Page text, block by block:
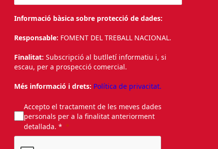
Informació bàsica sobre protecció de dades:
Responsable: FOMENT DEL TREBALL NACIONAL.
Finalitat: Subscripció al butlletí informatiu i, si
escau, per a prospecció comercial.
Més informació i drets: Política de privacitat.
Accepto el tractament de les meves dades
personals per a la finalitat anteriorment
detallada. *